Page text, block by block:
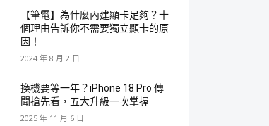
【筆電】為什麼內建顯卡足夠？十
個理由告訴你不需要獨立顯卡的原
因！
2024 年 8 月 2 日
換機要等一年？iPhone 18 Pro 傳
聞搶先看，五大升級一次掌握
2025 年 11 月 6 日